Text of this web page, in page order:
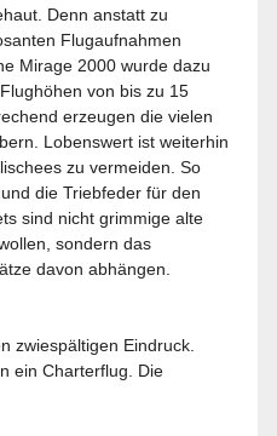
Denn anstatt zu
Flugaufnahmen
Mirage 2000 wurde dazu
von bis zu 15
erzeugen die vielen
Lobenswert ist weiterhin
zu vermeiden. So
die Triebfeder für den
sind nicht grimmige alte
sondern das
davon abhängen.
zwiespältigen Eindruck.
ein Charterflug. Die